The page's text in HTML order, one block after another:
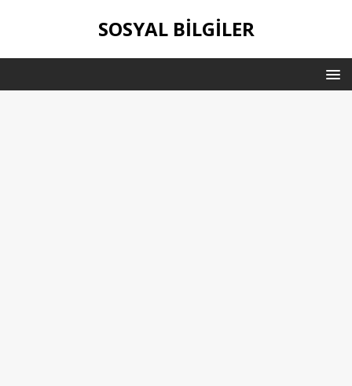
SOSYAL BILGILER